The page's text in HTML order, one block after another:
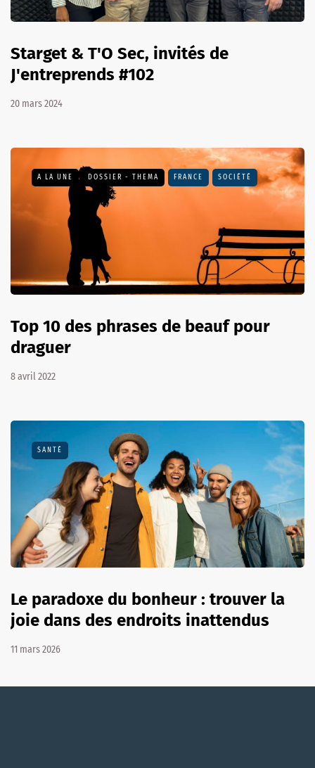
Starget & T'O Sec, invités de
J'entreprends #102
20 mars 2024
A LA UNE DOSSIER - THEMA FRANCE SOCIÉTÉ
Top 10 des phrases de beauf pour
draguer
8 avril 2022
SANTÉ
Le paradoxe du bonheur : trouver la
joie dans des endroits inattendus
11 mars 2026